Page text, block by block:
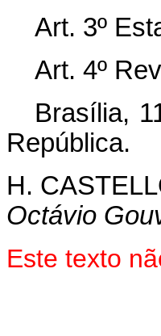
Art. 3º
Art. 4º
Brasília,
República.
H.
Octávio
Este texto